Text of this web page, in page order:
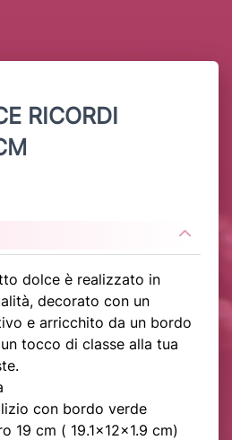
RICORDI
dolce è realizzato in
decorato con un
e arricchito da un bordo
tocco di classe alla tua
con bordo verde
19 cm ( 19.1x12x1.9 cm)